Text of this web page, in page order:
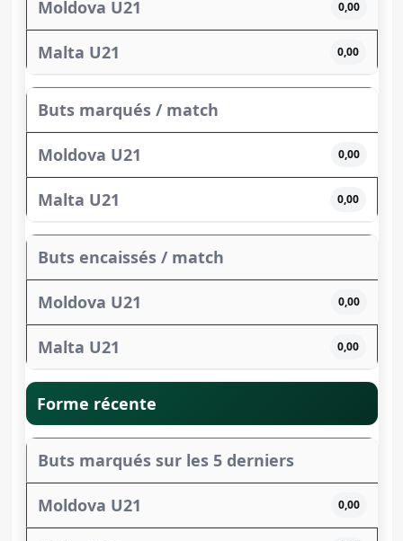
0,00
0,00
Buts marqués / match
0,00
0,00
Buts encaissés / match
0,00
0,00
Forme récente
Buts marqués sur les 5 derniers
0,00